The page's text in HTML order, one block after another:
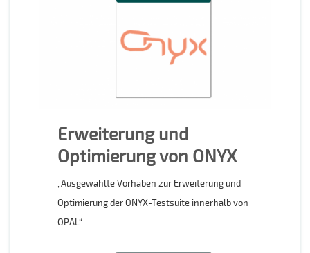
Erweiterung und
Optimierung von ONYX
„Ausgewählte Vorhaben zur Erweiterung und
Optimierung der ONYX-Testsuite innerhalb von
OPAL“